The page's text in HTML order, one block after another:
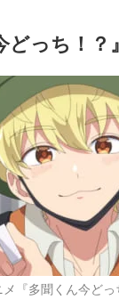
どっち！？
『多聞くん今どっ